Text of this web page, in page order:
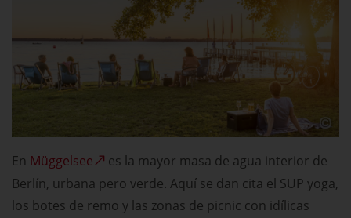
En Müggelsee
es la mayor masa de agua interior de
Berlín, urbana pero verde. Aquí se dan cita el SUP yoga,
los botes de remo y las zonas de picnic con idílicas